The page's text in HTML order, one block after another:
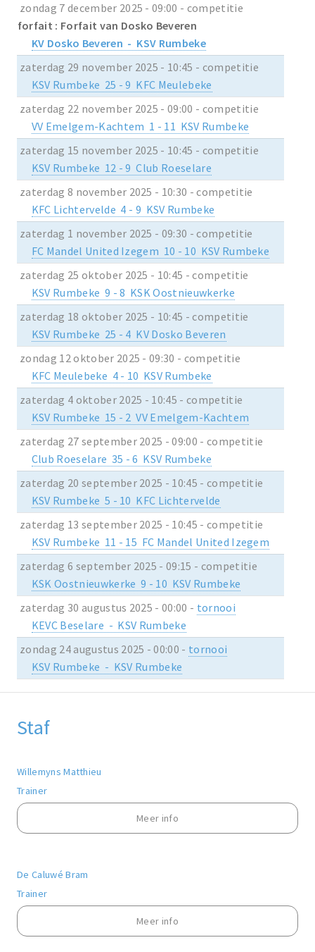
zondag 7 december 2025 - 09:00 - competitie
forfait : Forfait van Dosko Beveren
KV Dosko Beveren - KSV Rumbeke
zaterdag 29 november 2025 - 10:45 - competitie
KSV Rumbeke 25 - 9 KFC Meulebeke
zaterdag 22 november 2025 - 09:00 - competitie
VV Emelgem-Kachtem 1 - 11 KSV Rumbeke
zaterdag 15 november 2025 - 10:45 - competitie
KSV Rumbeke 12 - 9 Club Roeselare
zaterdag 8 november 2025 - 10:30 - competitie
KFC Lichtervelde 4 - 9 KSV Rumbeke
zaterdag 1 november 2025 - 09:30 - competitie
FC Mandel United Izegem 10 - 10 KSV Rumbeke
zaterdag 25 oktober 2025 - 10:45 - competitie
KSV Rumbeke 9 - 8 KSK Oostnieuwkerke
zaterdag 18 oktober 2025 - 10:45 - competitie
KSV Rumbeke 25 - 4 KV Dosko Beveren
zondag 12 oktober 2025 - 09:30 - competitie
KFC Meulebeke 4 - 10 KSV Rumbeke
zaterdag 4 oktober 2025 - 10:45 - competitie
KSV Rumbeke 15 - 2 VV Emelgem-Kachtem
zaterdag 27 september 2025 - 09:00 - competitie
Club Roeselare 35 - 6 KSV Rumbeke
zaterdag 20 september 2025 - 10:45 - competitie
KSV Rumbeke 5 - 10 KFC Lichtervelde
zaterdag 13 september 2025 - 10:45 - competitie
KSV Rumbeke 11 - 15 FC Mandel United Izegem
zaterdag 6 september 2025 - 09:15 - competitie
KSK Oostnieuwkerke 9 - 10 KSV Rumbeke
zaterdag 30 augustus 2025 - 00:00 - tornooi
KEVC Beselare - KSV Rumbeke
zondag 24 augustus 2025 - 00:00 - tornooi
KSV Rumbeke - KSV Rumbeke
Staf
Willemyns Matthieu
Trainer
Meer info
De Caluwé Bram
Trainer
Meer info